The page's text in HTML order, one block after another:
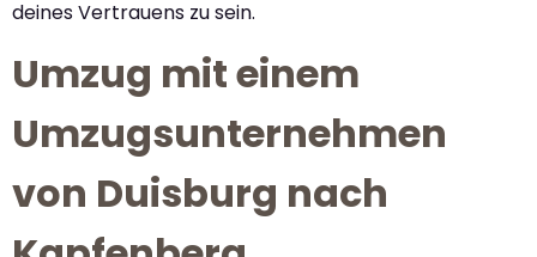
deines Vertrauens zu sein.
Umzug mit einem
Umzugsunternehmen
von Duisburg nach